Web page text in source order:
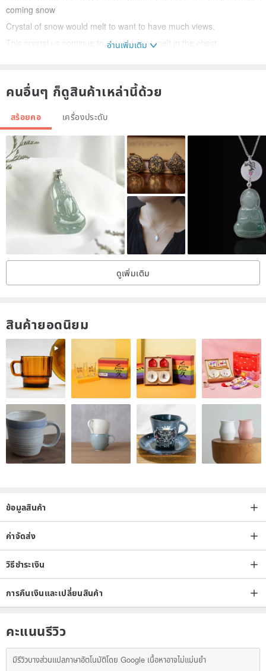
coming snow
Crystal of snow would melt to want to have much views.
This crystal us continue to shine do not melt in the chest.
อ่านเพิ่มเติม
คนอื่นๆ ก็ดูสินค้าเหล่านี้ด้วย
สร้อยคอ เครื่องประดับ
ดูเพิ่มเติม
สินค้ายอดนิยม
ข้อมูลสินค้า
ค่าจัดส่ง
วิธีชำระเงิน
การคืนเงินและเปลี่ยนสินค้า
คะแนนรีวิว
มีรีวิวบางส่วนแปลภาษาอัตโนมัติโดย Google เนื้อหาอาจไม่แม่นยำ